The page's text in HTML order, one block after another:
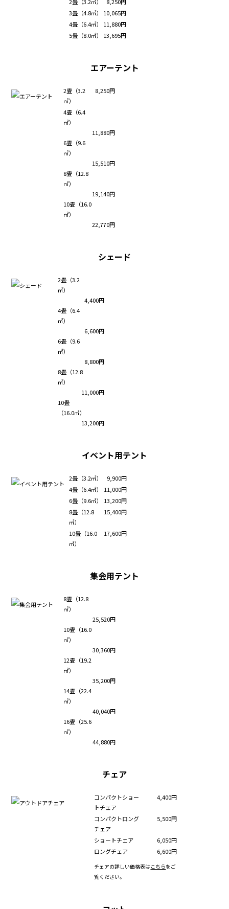
3畳（4.8㎡）
10,065円
4畳（6.4㎡）
11,880円
5畳（8.0㎡）
13,695円
エアーテント
2畳（3.2
㎡）
8,250円
4畳（6.4
㎡）
11,880円
6畳（9.6
㎡）
15,510円
8畳（12.8
㎡）
19,140円
10畳（16.0
㎡）
22,770円
シェード
2畳（3.2
㎡）
4,400円
4畳（6.4
㎡）
6,600円
6畳（9.6
㎡）
8,800円
8畳（12.8
㎡）
11,000円
10畳
（16.0㎡）
13,200円
イベント用テント
2畳（3.2㎡）
9,900円
4畳（6.4㎡）
11,000円
6畳（9.6㎡）
13,200円
8畳（12.8
㎡）
15,400円
10畳（16.0
㎡）
17,600円
集会用テント
8畳（12.8
㎡）
25,520円
10畳（16.0
㎡）
30,360円
12畳（19.2
㎡）
35,200円
14畳（22.4
㎡）
40,040円
16畳（25.6
㎡）
44,880円
チェア
コンパクトショー
トチェア
4,400円
コンパクトロング
チェア
5,500円
ショートチェア
6,050円
ロングチェア
6,600円
チェアの詳しい価格表はこちらをご
覧ください。